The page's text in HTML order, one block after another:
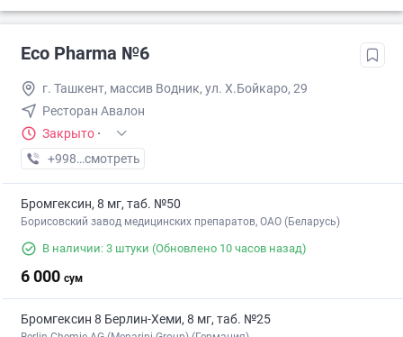
Eco Pharma №6
г. Ташкент, массив Водник, ул. Х.Бойкаро, 29
Ресторан Авалон
Закрыто ·
+998 (55) XXX-XX-XX
смотреть
Бромгексин, 8 мг, таб. №50
Борисовский завод медицинских препаратов, ОАО (Беларусь)
В наличии: 3 штуки (Обновлено 10 часов назад)
6 000 сум
Бромгексин 8 Берлин-Хеми, 8 мг, таб. №25